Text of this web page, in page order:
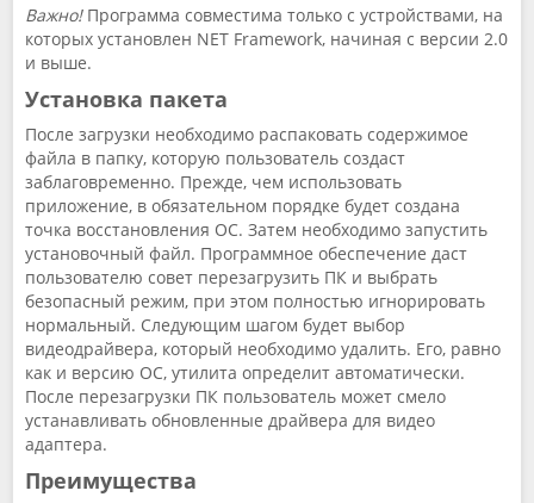
Важно! Программа совместима только с устройствами, на
которых установлен NET Framework, начиная с версии 2.0
и выше.
Установка пакета
После загрузки необходимо распаковать содержимое
файла в папку, которую пользователь создаст
заблаговременно. Прежде, чем использовать
приложение, в обязательном порядке будет создана
точка восстановления ОС. Затем необходимо запустить
установочный файл. Программное обеспечение даст
пользователю совет перезагрузить ПК и выбрать
безопасный режим, при этом полностью игнорировать
нормальный. Следующим шагом будет выбор
видеодрайвера, который необходимо удалить. Его, равно
как и версию ОС, утилита определит автоматически.
После перезагрузки ПК пользователь может смело
устанавливать обновленные драйвера для видео
адаптера.
Преимущества